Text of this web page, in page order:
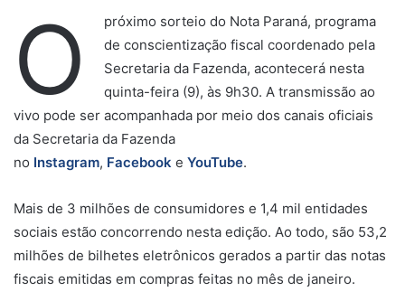
O
próximo sorteio do Nota Paraná, programa
de conscientização fiscal coordenado pela
Secretaria da Fazenda, acontecerá nesta
quinta-feira (9), às 9h30. A transmissão ao
vivo pode ser acompanhada por meio dos canais oficiais
da Secretaria da Fazenda
no Instagram, Facebook e YouTube.
Mais de 3 milhões de consumidores e 1,4 mil entidades
sociais estão concorrendo nesta edição. Ao todo, são 53,2
milhões de bilhetes eletrônicos gerados a partir das notas
fiscais emitidas em compras feitas no mês de janeiro.